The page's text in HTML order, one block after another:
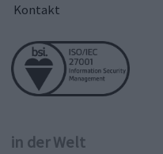
Kontakt
in der Welt